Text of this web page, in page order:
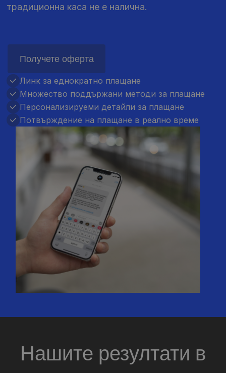
традиционна каса не е налична.
Получете оферта
Линк за еднократно плащане
Множество поддържани методи за плащане
Персонализируеми детайли за плащане
Потвърждение на плащане в реално време
Нашите резултати в